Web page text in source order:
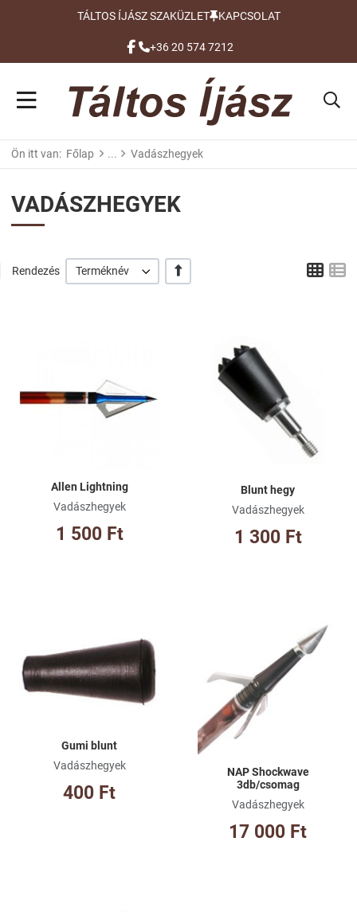
TÁLTOS ÍJÁSZ SZAKÜZLET KAPCSOLAT
FACEBOOK
+36 20 574 7212
Ön itt van: Főlap Vadászhegyek
VADÁSZHEGYEK
Rendezés Terméknév +/- Grid
Kívánságlistához adom
Összehasonlításhoz adom
Allen Lightning
Vadászhegyek
1 500 Ft
Blunt hegy
Vadászhegyek
1 300 Ft
Összehasonlításhoz adom
Gumi blunt
Vadászhegyek
400 Ft
NAP Shockwave
3db/csomag
Vadászhegyek
17 000 Ft